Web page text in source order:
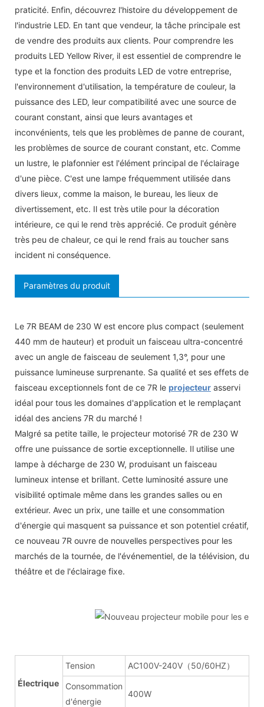
praticité. Enfin, découvrez l'histoire du développement de
l'industrie LED. En tant que vendeur, la tâche principale est
de vendre des produits aux clients. Pour comprendre les
produits LED Yellow River, il est essentiel de comprendre le
type et la fonction des produits LED de votre entreprise,
l'environnement d'utilisation, la température de couleur, la
puissance des LED, leur compatibilité avec une source de
courant constant, ainsi que leurs avantages et
inconvénients, tels que les problèmes de panne de courant,
les problèmes de source de courant constant, etc. Comme
un lustre, le plafonnier est l'élément principal de l'éclairage
d'une pièce. C'est une lampe fréquemment utilisée dans
divers lieux, comme la maison, le bureau, les lieux de
divertissement, etc. Il est très utile pour la décoration
intérieure, ce qui le rend très apprécié. Ce produit génère
très peu de chaleur, ce qui le rend frais au toucher sans
incident ni conséquence.
Paramètres du produit
Le 7R BEAM de 230 W est encore plus compact (seulement
440 mm de hauteur) et produit un faisceau ultra-concentré
avec un angle de faisceau de seulement 1,3°, pour une
puissance lumineuse surprenante. Sa qualité et ses effets de
faisceau exceptionnels font de ce 7R le projecteur asservi
idéal pour tous les domaines d'application et le remplaçant
idéal des anciens 7R du marché !
Malgré sa petite taille, le projecteur motorisé 7R de 230 W
offre une puissance de sortie exceptionnelle. Il utilise une
lampe à décharge de 230 W, produisant un faisceau
lumineux intense et brillant. Cette luminosité assure une
visibilité optimale même dans les grandes salles ou en
extérieur. Avec un prix, une taille et une consommation
d'énergie qui masquent sa puissance et son potentiel créatif,
ce nouveau 7R ouvre de nouvelles perspectives pour les
marchés de la tournée, de l'événementiel, de la télévision, du
théâtre et de l'éclairage fixe.
Électrique
Tension AC100V-240V（50/60HZ）
Consommation
d'énergie
400W